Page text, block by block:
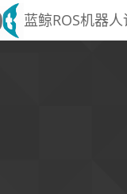
蓝鲸ROS机器人